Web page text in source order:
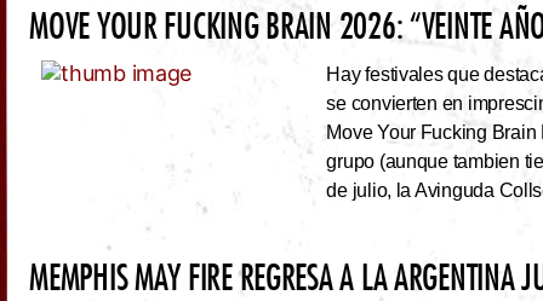
MOVE YOUR FUCKING BRAIN 2026: “VEINTE
Hay festivales que
se convierten en
Move Your Fucking
grupo (aunque tambien
de julio, la Avinguda
MEMPHIS MAY FIRE REGRESA A LA ARGENTINA